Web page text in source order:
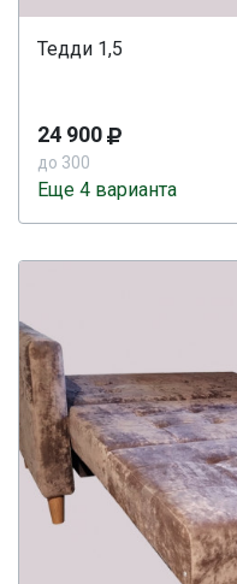
Тедди 1,5
24 900
до 300
Еще 4 варианта